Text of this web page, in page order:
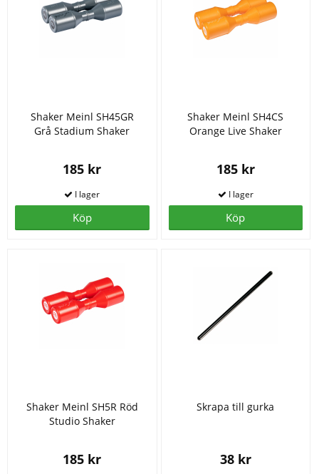
Shaker Meinl SH45GR
Grå Stadium Shaker
185 kr
Köp
Shaker Meinl SH4CS
Orange Live Shaker
185 kr
Köp
Shaker Meinl SH5R Röd
Studio Shaker
185 kr
Skrapa till gurka
38 kr